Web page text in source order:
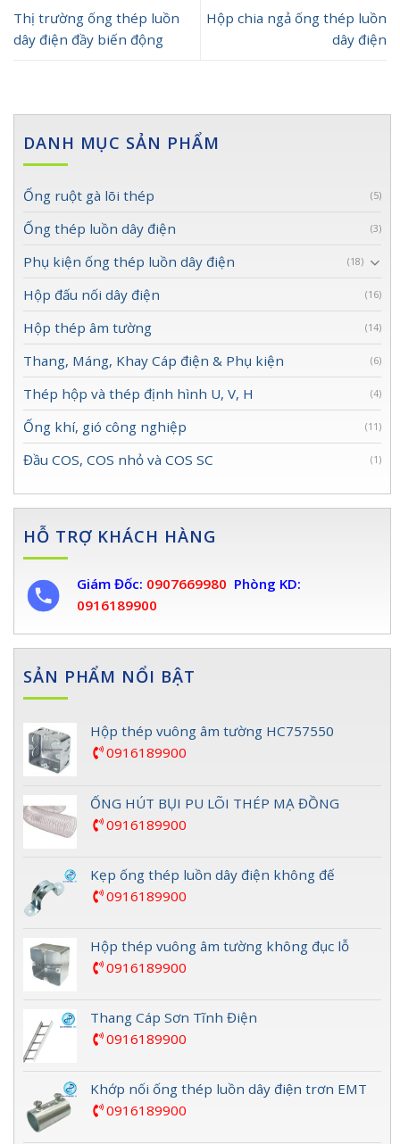
DANH MỤC SẢN PHẨM
Ống ruột gà lõi thép (5)
Ống thép luồn dây điện (3)
Phụ kiện ống thép luồn dây điện (18)
Hộp đấu nối dây điện (16)
Hộp thép âm tường (14)
Thang, Máng, Khay Cáp điện & Phụ kiện (6)
Thép hộp và thép định hình U, V, H (4)
Ống khí, gió công nghiệp (11)
Đầu COS, COS nhỏ và COS SC (1)
HỖ TRỢ KHÁCH HÀNG
Giám Đốc: 0907669980 Phòng KD:
0916189900
SẢN PHẨM NỔI BẬT
Hộp thép vuông âm tường HC757550
0916189900
ỐNG HÚT BỤI PU LÕI THÉP MẠ ĐỒNG
0916189900
Kẹp ống thép luồn dây điện không đế
0916189900
Hộp thép vuông âm tường không đục lỗ
0916189900
Thang Cáp Sơn Tĩnh Điện
0916189900
Khớp nối ống thép luồn dây điện trơn EMT
0916189900
Thị trường ống thép luồn
dây điện đầy biến động
Hộp chia ngả ống thép luồn
dây điện